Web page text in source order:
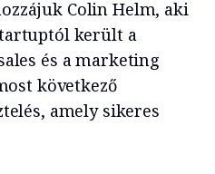
Colin Helm, aki
került a
és a marketing
következő
amely sikeres